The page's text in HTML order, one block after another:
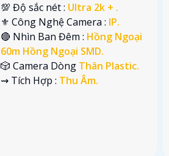
💯 Độ sắc nét : Ultra 2k + .
⚜️ Công Nghệ Camera : IP.
🔴 Nhìn Ban Đêm : Hồng Ngoại
60m Hồng Ngoại SMD.
🎲 Camera Dòng Thân Plastic.
️⇝ Tích Hợp : Thu Âm.